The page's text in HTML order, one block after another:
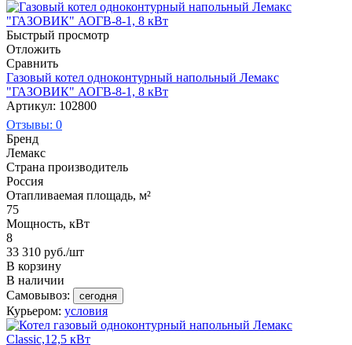
Быстрый просмотр
Отложить
Сравнить
Газовый котел одноконтурный напольный Лемакс
"ГАЗОВИК" АОГВ-8-1, 8 кВт
Артикул: 102800
Отзывы: 0
Бренд
Лемакс
Страна производитель
Россия
Отапливаемая площадь, м²
75
Мощность, кВт
8
33 310 руб./шт
В корзину
В наличии
Самовывоз:
сегодня
Курьером: условия